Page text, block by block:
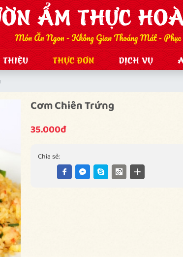
THIỆU THỰC ĐƠN DỊCH VỤ
Cơm Chiên Trứng
35.000đ
Chia sẻ: